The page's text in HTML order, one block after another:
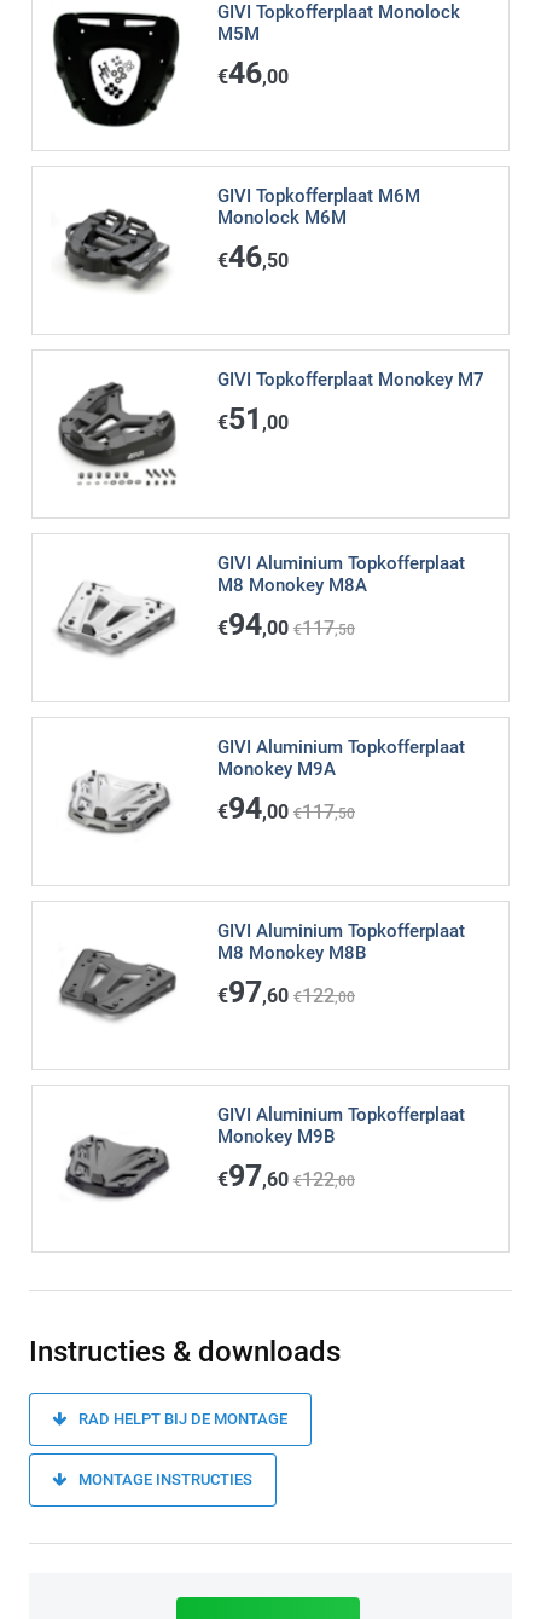
GIVI Topkofferplaat Monolock
M5M
€46,00
GIVI Topkofferplaat M6M
Monolock M6M
€46,50
GIVI Topkofferplaat Monokey M7
€51 ,00
GIVI Aluminium Topkofferplaat
M8 Monokey M8A
€94,00 €117,50
GIVI Aluminium Topkofferplaat
Monokey M9A
€94,00 €117,50
GIVI Aluminium Topkofferplaat
M8 Monokey M8B
€97,60 €122,00
GIVI Aluminium Topkofferplaat
Monokey M9B
€97,60 €122,00
Instructies & downloads
RAD HELPT BIJ DE MONTAGE
MONTAGE INSTRUCTIES